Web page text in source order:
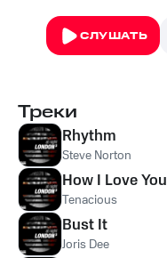
СЛУШАТЬ
Треки
Rhythm
Steve Norton
How I Love You
Tenacious
Bust It
Joris Dee